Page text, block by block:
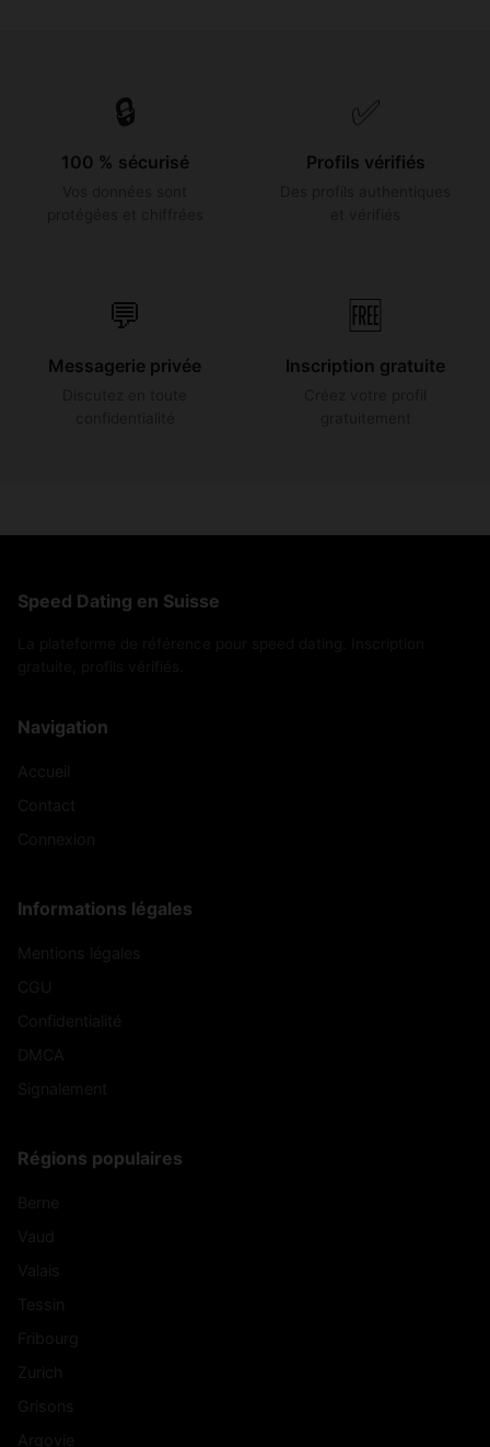
🔒
100 % sécurisé
✅
Profils vérifiés
💬
Messagerie privée
🆓
Inscription gratuite
Speed Dating en Suisse
Navigation
Informations légales
Régions populaires